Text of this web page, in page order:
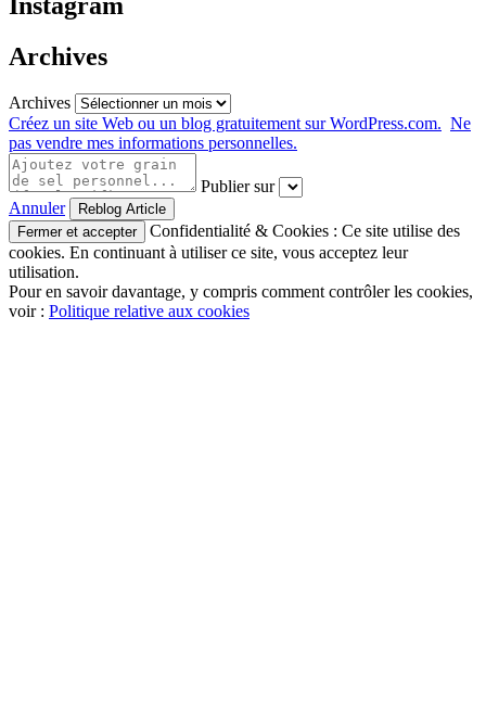
Archives
Archives
Créez un site Web ou un blog gratuitement sur WordPress.com. Ne
pas vendre mes informations personnelles.
Publier sur
Annuler
Confidentialité & Cookies : Ce site utilise des
cookies. En continuant à utiliser ce site, vous acceptez leur
utilisation.
Pour en savoir davantage, y compris comment contrôler les cookies,
voir : Politique relative aux cookies